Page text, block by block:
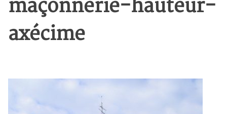
maçonnerie-hauteur-
axécime